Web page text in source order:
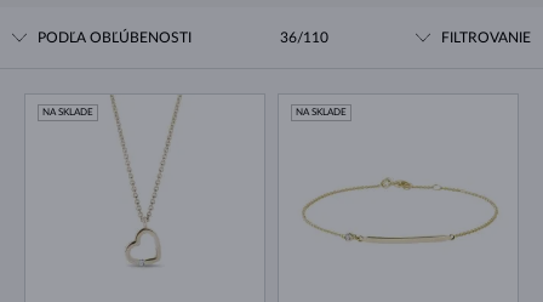
PODĽA OBĽÚBENOSTI 36/110 FILTROVANIE
NA SKLADE NA SKLADE